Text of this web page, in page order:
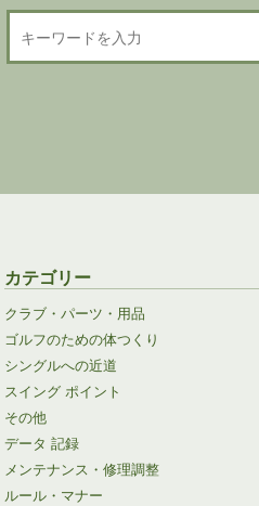
カテゴリー
クラブ・パーツ・用品
ゴルフのための体つくり
シングルへの近道
スイング ポイント
その他
データ 記録
メンテナンス・修理調整
ルール・マナー